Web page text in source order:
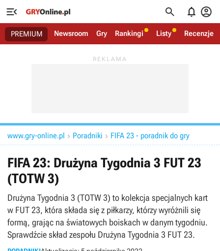
   
PREMIUM Newsroom Gry Rankingi Listy Recenzje
www.gry-online.pl  Poradniki  FIFA 23 - poradnik do gry
FIFA 23: Drużyna Tygodnia 3 FUT 23
(TOTW 3)
Drużyna Tygodnia 3 (TOTW 3) to kolekcja specjalnych kart
w FUT 23, która składa się z piłkarzy, którzy wyróżnili się
formą, grając na światowych boiskach w danym tygodniu.
Sprawdźcie skład zespołu Drużyna Tygodnia 3 FUT 23.